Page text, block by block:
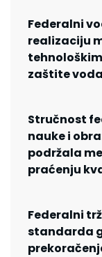
Federalni
realizaciju
zaštite
Stručnost
nauke i
podržala
praćenju
Federalni
standarda